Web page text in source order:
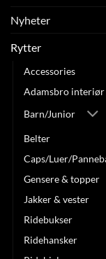
Nyheter
Rytter
Accessories
Adamsbro interiør
Barn/Junior
Belter
Caps/Luer/
Gensere & topper
Jakker & vester
Ridebukser
Ridehansker